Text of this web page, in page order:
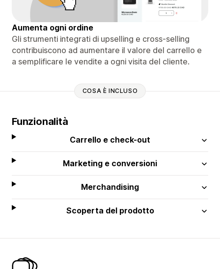
Aumenta ogni ordine
Gli strumenti integrati di upselling e cross-selling
contribuiscono ad aumentare il valore del carrello e
a semplificare le vendite a ogni visita del cliente.
COSA È INCLUSO
Funzionalità
Carrello e check-out
Marketing e conversioni
Merchandising
Scoperta del prodotto